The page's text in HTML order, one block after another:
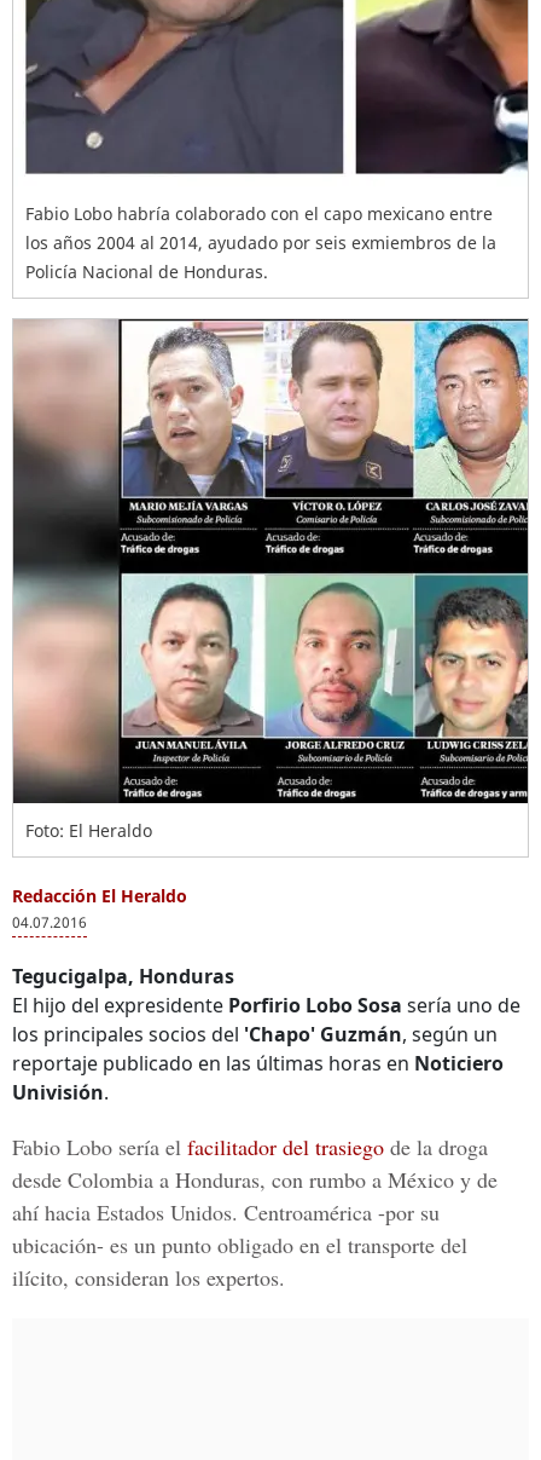
Fabio Lobo habría colaborado con el capo mexicano entre
los años 2004 al 2014, ayudado por seis exmiembros de la
Policía Nacional de Honduras.
Foto: El Heraldo
Redacción El Heraldo
04.07.2016
Tegucigalpa, Honduras
El hijo del expresidente Porfirio Lobo Sosa sería uno de
los principales socios del 'Chapo' Guzmán, según un
reportaje publicado en las últimas horas en Noticiero
Univisión.
Fabio Lobo sería el facilitador del trasiego de la droga
desde Colombia a Honduras, con rumbo a México y de
ahí hacia Estados Unidos. Centroamérica -por su
ubicación- es un punto obligado en el transporte del
ilícito, consideran los expertos.